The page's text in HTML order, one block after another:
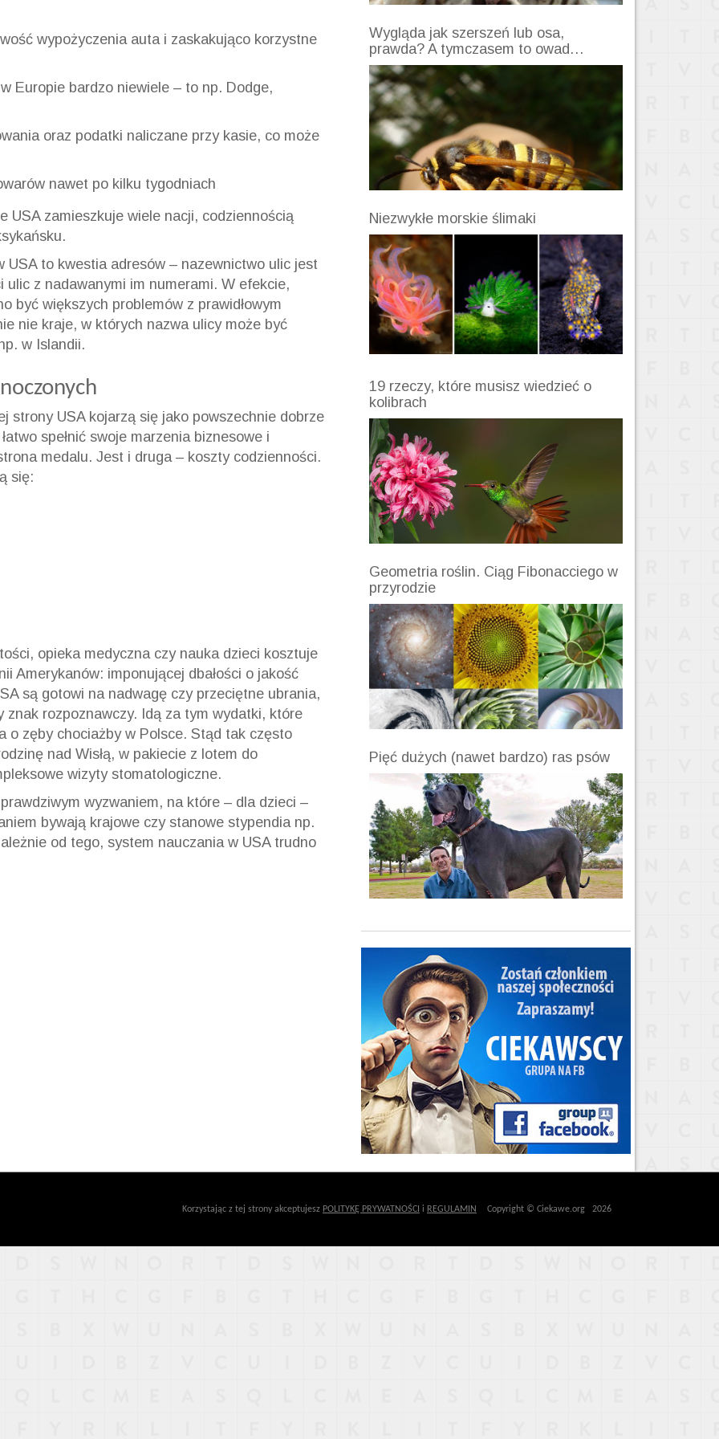
wypożyczenia auta i zaskakująco korzystne
Europie bardzo niewiele – to np. Dodge,
oraz podatki naliczane przy kasie, co może
nawet po kilku tygodniach
USA zamieszkuje wiele nacji, codziennością
to kwestia adresów – nazewnictwo ulic jest
ulic z nadawanymi im numerami. W efekcie,
być większych problemów z prawidłowym
nie kraje, w których nazwa ulicy może być
w Islandii.
strony USA kojarzą się jako powszechnie dobrze
spełnić swoje marzenia biznesowe i
medalu. Jest i druga – koszty codzienności.
się:
opieka medyczna czy nauka dzieci kosztuje
Amerykanów: imponującej dbałości o jakość
są gotowi na nadwagę czy przeciętne ubrania,
znak rozpoznawczy. Idą za tym wydatki, które
o zęby chociażby w Polsce. Stąd tak często
nad Wisłą, w pakiecie z lotem do
wizyty stomatologiczne.
wyzwaniem, na które – dla dzieci –
bywają krajowe czy stanowe stypendia np.
od tego, system nauczania w USA trudno
Wygląda jak szerszeń lub osa,
prawda? A tymczasem to owad…
Niezwykłe morskie ślimaki
19 rzeczy, które musisz wiedzieć o
kolibrach
Geometria roślin. Ciąg Fibonacciego w
przyrodzie
Pięć dużych (nawet bardzo) ras psów
Korzystając z tej strony akceptujesz POLITYKĘ PRYWATNOŚCI i REGULAMIN Copyright © Ciekawe.org 2026